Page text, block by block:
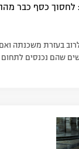
לחסוך כסף כבר
בעזרת משכנתה
שהם נכנסים